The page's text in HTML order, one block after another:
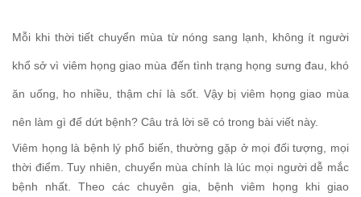
Mỗi khi thời tiết chuyển mùa từ nóng sang lạnh, không ít người
khổ sở vì viêm họng giao mùa đến tình trạng họng sưng đau, khó
ăn uống, ho nhiều, thậm chí là sốt. Vậy bị viêm họng giao mùa
nên làm gì để dứt bệnh? Câu trả lời sẽ có trong bài viết này.
Viêm họng là bệnh lý phổ biến, thường gặp ở mọi đối tượng, mọi
thời điểm. Tuy nhiên, chuyển mùa chính là lúc mọi người dễ mắc
bệnh nhất. Theo các chuyên gia, bệnh viêm họng khi giao